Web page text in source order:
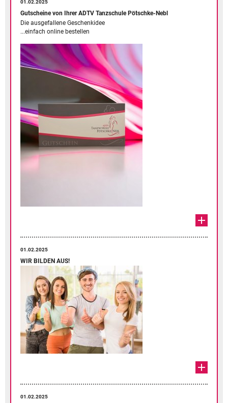
01.02.2025
Gutscheine von Ihrer ADTV Tanzschule Pötschke-Nebl
Die ausgefallene Geschenkidee
...einfach online bestellen
01.02.2025
WIR BILDEN AUS!
01.02.2025